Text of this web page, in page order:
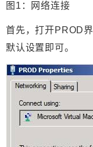
图1：网络连接
首先，打开PROD
默认设置即可。